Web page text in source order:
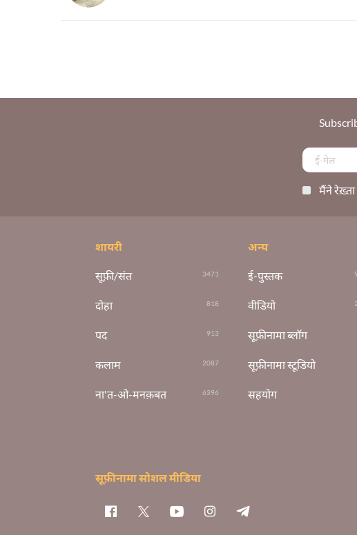
मैंने
शायरी
सूफ़ी/संत 3471
दोहा 818
पद 913
कलाम 2087
ना'त-ओ-मनक़बत 6396
अन्य
ई-पुस्तक
वीडियो
सूफ़ीनामा ब्लॉग
सूफ़ीनामा स्टूडियो
सहयोग
सूफ़ीनामा सोशल मीडिया